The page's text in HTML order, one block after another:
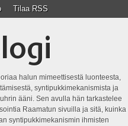
Tilaa RSS
halun mimeettisestä luonteesta,
syntipukkimekanismista ja
ääni. Sen avulla hän tarkastelee
Raamatun sivuilla ja sitä, kuinka
syntipukkimekanismin ihmisten